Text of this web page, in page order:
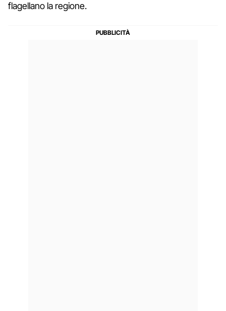
flagellano la regione.